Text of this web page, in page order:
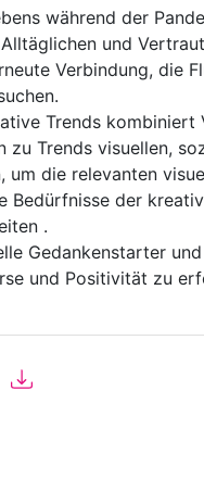
während der
und
Verbindung, die
Trends kombiniert
zu Trends visuellen,
um die relevanten
Bedürfnisse der
.
Gedankenstarter
und Positivität zu